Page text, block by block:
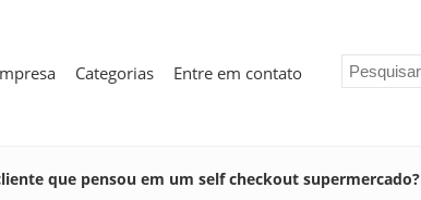
Categorias Entre em contato
que pensou em um self checkout supermercado?